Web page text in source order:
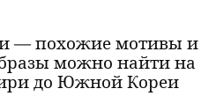
— похожие мотивы и
можно найти на
до Южной Кореи